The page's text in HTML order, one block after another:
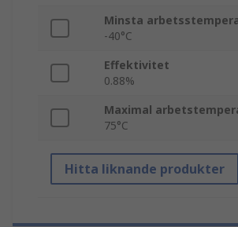
Minsta
-40°C
Effektivitet
0.88%
Maximal
75°C
Hitta liknande produkter